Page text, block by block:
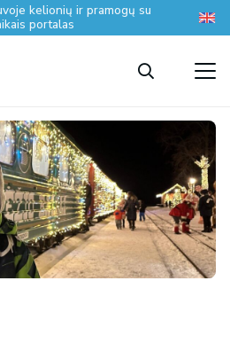
kelionių ir pramogų su
portalas